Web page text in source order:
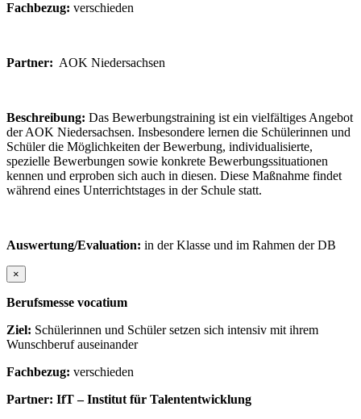
Fachbezug: verschieden
Partner: AOK Niedersachsen
Beschreibung: Das Bewerbungstraining ist ein vielfältiges Angebot
der AOK Niedersachsen. Insbesondere lernen die Schülerinnen und
Schüler die Möglichkeiten der Bewerbung, individualisierte,
spezielle Bewerbungen sowie konkrete Bewerbungssituationen
kennen und erproben sich auch in diesen. Diese Maßnahme findet
während eines Unterrichtstages in der Schule statt.
Auswertung/Evaluation: in der Klasse und im Rahmen der DB
×
Berufsmesse vocatium
Ziel: Schülerinnen und Schüler setzen sich intensiv mit ihrem
Wunschberuf auseinander
Fachbezug: verschieden
Partner: IfT – Institut für Talententwicklung